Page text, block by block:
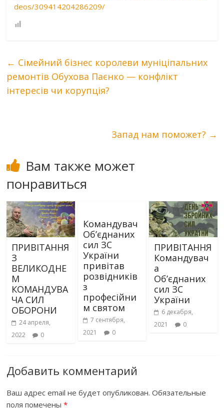
deos/309414204286209/
← Сімейний бізнес королеви муніціпальних
ремонтів Обухова Паєнко — конфлікт
інтересів чи корупція?
Запад нам поможет? →
Вам также может
понравиться
ПРИВІТАННЯ
З
ВЕЛИКОДНЕ
М
КОМАНДУВА
ЧА СИЛ
ОБОРОНИ
24 апреля,
2022
0
Командувач
Об’єднаних
сил ЗС
України
привітав
розвідників
з
професійни
м святом
7 сентября,
2021
0
ПРИВІТАННЯ
Командувач
а
Об’єднаних
сил ЗС
України
6 декабря,
2021
0
Добавить комментарий
Ваш адрес email не будет опубликован. Обязательные
поля помечены*